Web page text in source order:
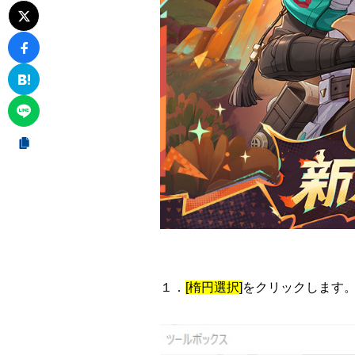
１． [楕円選択] をクリックします